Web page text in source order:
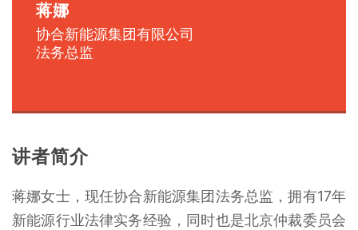
蒋娜
协合新能源集团有限公司
法务总监
讲者简介
蒋娜女士，现任协合新能源集团法务总监，拥有17年
新能源行业法律实务经验，同时也是北京仲裁委员会